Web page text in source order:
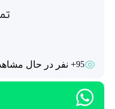
95+ نفر در حال